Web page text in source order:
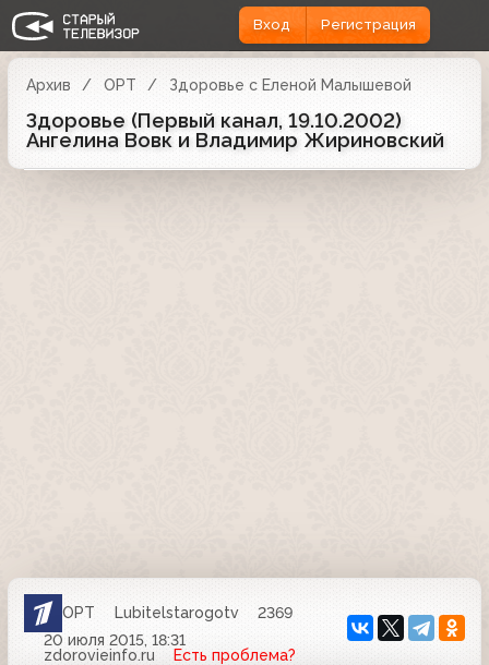
Вход Регистрация
Архив ОРТ Здоровье с Еленой Малышевой
Здоровье (Первый канал, 19.10.2002)
Ангелина Вовк и Владимир Жириновский
ОРТ Lubitelstarogotv
2369
20 июля 2015, 18:31
zdorovieinfo.ru
Есть проблема?